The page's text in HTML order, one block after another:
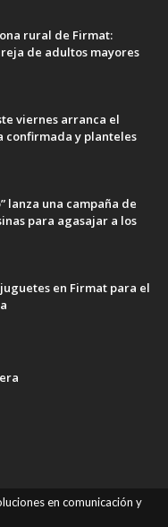
rural de Firmat:
de adultos mayores
viernes arranca el
confirmada y planteles
lanza una campaña de
para agasajar a los
en Firmat para el
en comunicación y